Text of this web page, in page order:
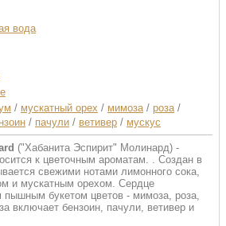
вода
/ мускатный орех / мимоза/ роза/
/ пачули / ветивер / мускус
("Хабанита Эспирит" Молинард) -
к цветочным ароматам. . Создан в
свежими нотами лимонного сока,
и мускатным орехом. Сердце
пышным букетом цветов - мимоза, роза,
включает бензоин, пачули, ветивер и